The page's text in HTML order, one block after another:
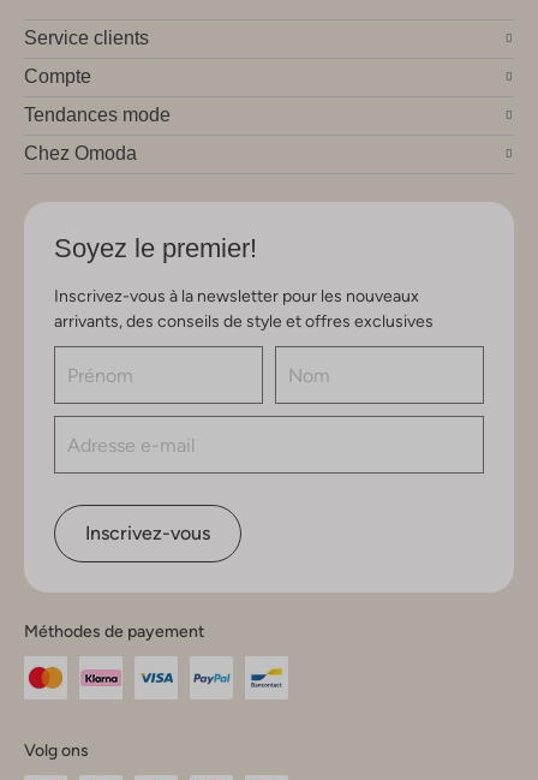
Service clients
Compte
Tendances mode
Chez Omoda
Soyez le premier!
Inscrivez-vous à la newsletter pour les nouveaux
arrivants, des conseils de style et offres exclusives
Inscrivez-vous
Méthodes de payement
Volg ons